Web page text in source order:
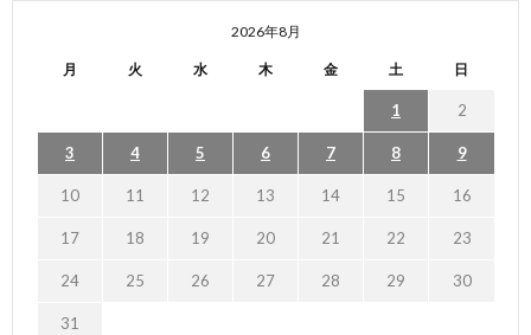
2026年8月
月 火 水 木 金 土 日
1 2
3 4 5 6 7 8 9
10 11 12 13 14 15 16
17 18 19 20 21 22 23
24 25 26 27 28 29 30
31